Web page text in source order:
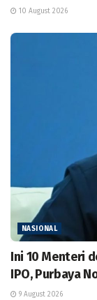
10 August 2026
NASIONAL
Ini 10 Menteri
IPO, Purbaya
9 August 2026